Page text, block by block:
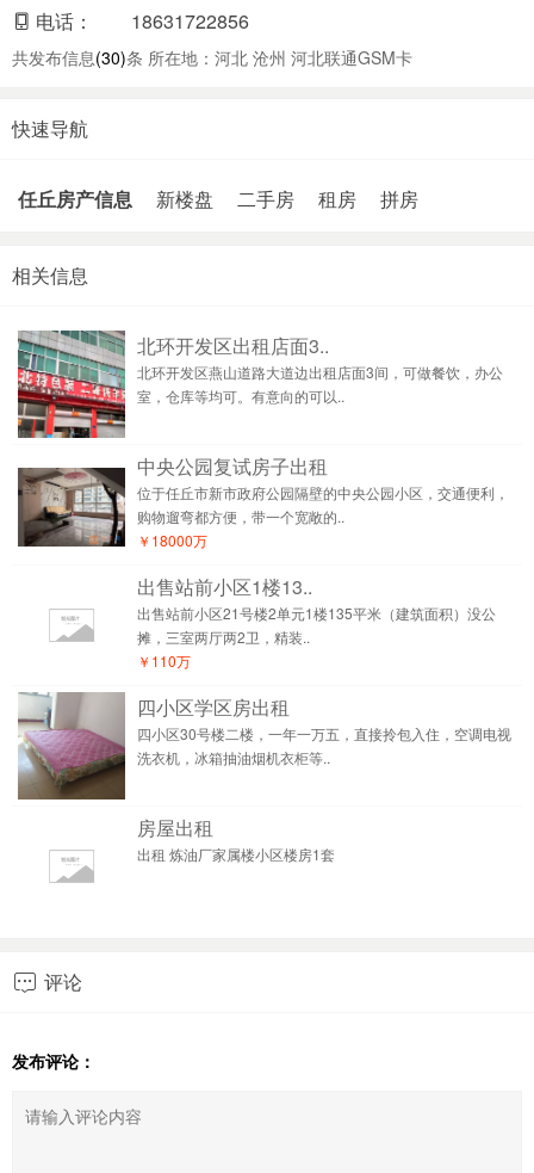
电话：
18631722856
共发布信息(30)条 所在地：河北 沧州 河北联通GSM卡
快速导航
任丘房产信息 新楼盘 二手房 租房 拼房
相关信息
北环开发区出租店面3..
北环开发区燕山道路大道边出租店面3间，可做餐饮，办公
室，仓库等均可。有意向的可以..
中央公园复试房子出租
位于任丘市新市政府公园隔壁的中央公园小区，交通便利，
购物遛弯都方便，带一个宽敞的..
￥18000万
出售站前小区1楼13..
出售站前小区21号楼2单元1楼135平米（建筑面积）没公
摊，三室两厅两2卫，精装..
￥110万
四小区学区房出租
四小区30号楼二楼，一年一万五，直接拎包入住，空调电视
洗衣机，冰箱抽油烟机衣柜等..
房屋出租
出租 炼油厂家属楼小区楼房1套
 评论
发布评论：